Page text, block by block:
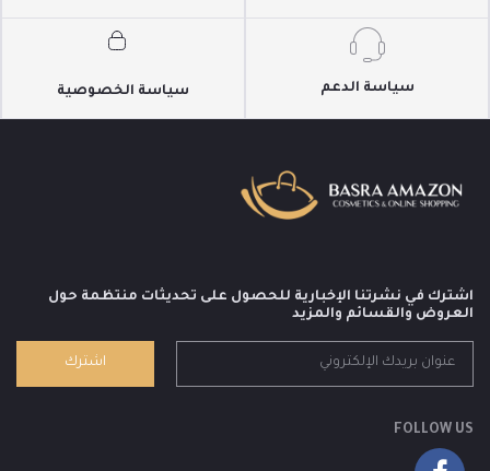
سياسة الدعم سياسة الخصوصية
اشترك في نشرتنا الإخبارية للحصول على تحديثات منتظمة حول
العروض والقسائم والمزيد
اشترك
FOLLOW US